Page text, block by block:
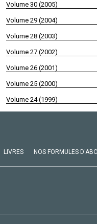
Volume 30 (2005)
Volume 29 (2004)
Volume 28 (2003)
Volume 27 (2002)
Volume 26 (2001)
Volume 25 (2000)
Volume 24 (1999)
LIVRES NOS FORMULES